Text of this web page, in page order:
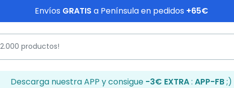
Envíos GRATIS a Península en pedidos +65€
Descarga nuestra APP y consigue -3€ EXTRA: APP-FB;)